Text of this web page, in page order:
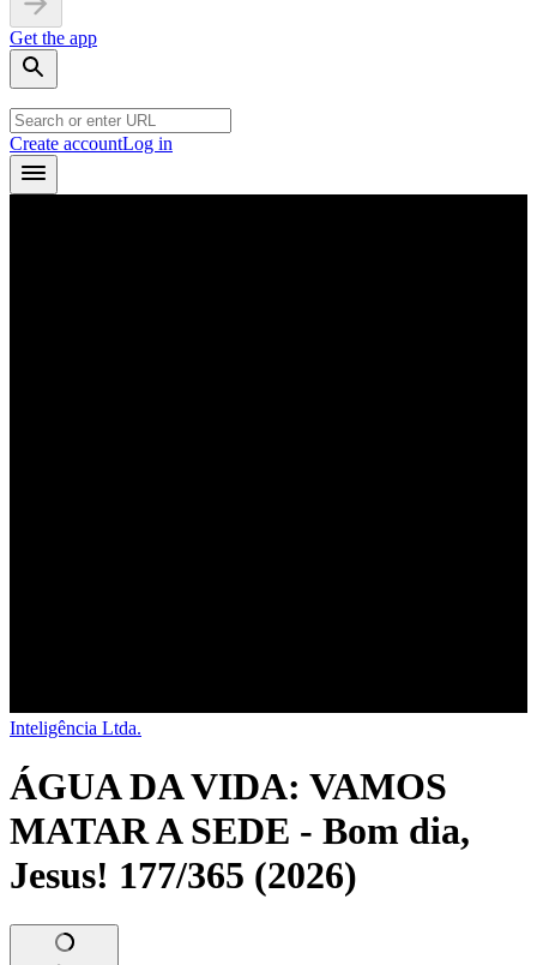
Get the app
Create accountLog in
Inteligência Ltda.
ÁGUA DA VIDA: VAMOS
MATAR A SEDE - Bom dia,
Jesus! 177/365 (2026)